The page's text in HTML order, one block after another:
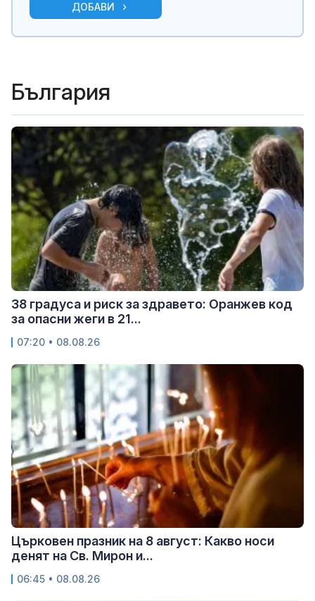
ДОБАВИ
България
38 градуса и риск за здравето: Оранжев код
за опасни жеги в 21...
07:20 • 08.08.26
Църковен празник на 8 август: Какво носи
денят на Св. Мирон и...
06:45 • 08.08.26